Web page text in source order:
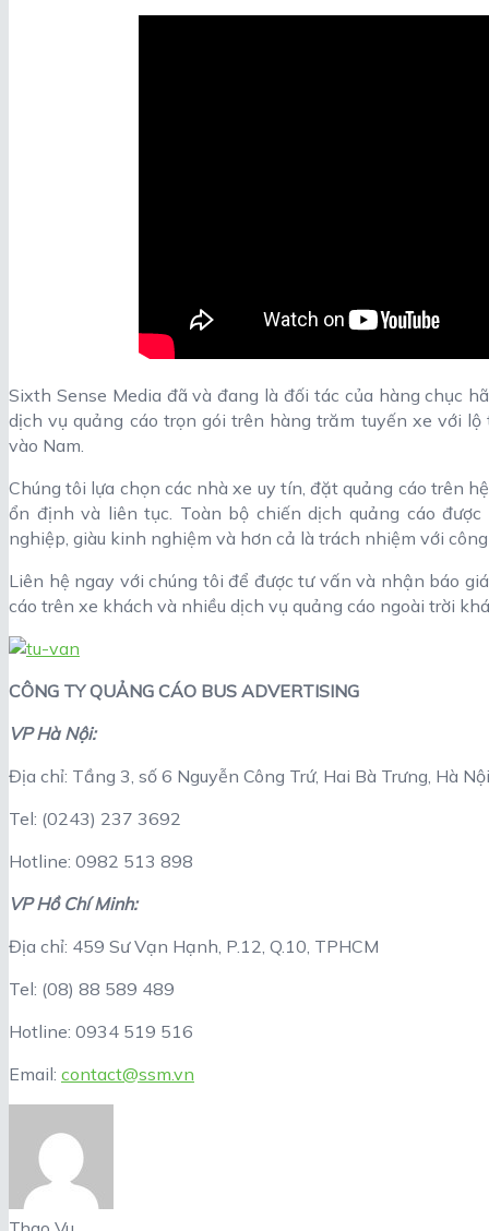
Sixth Sense Media đã và đang là đối tác của hàng chục
dịch vụ quảng cáo trọn gói trên hàng trăm tuyến xe với
vào Nam.
Chúng tôi lựa chọn các nhà xe uy tín, đặt quảng cáo trên
ổn định và liên tục. Toàn bộ chiến dịch quảng cáo
nghiệp, giàu kinh nghiệm và hơn cả là trách nhiệm với
Liên hệ ngay với chúng tôi để được tư vấn và nhận báo
cáo trên xe khách và nhiều dịch vụ quảng cáo ngoài trời
CÔNG TY QUẢNG CÁO BUS ADVERTISING
VP Hà Nội:
Địa chỉ: Tầng 3, số 6 Nguyễn Công Trứ, Hai Bà Trưng, Hà Nội
Tel: (0243) 237 3692
Hotline: 0982 513 898
VP Hồ Chí Minh:
Địa chỉ: 459 Sư Vạn Hạnh, P.12, Q.10, TPHCM
Tel: (08) 88 589 489
Hotline: 0934 519 516
Email: contact@ssm.vn